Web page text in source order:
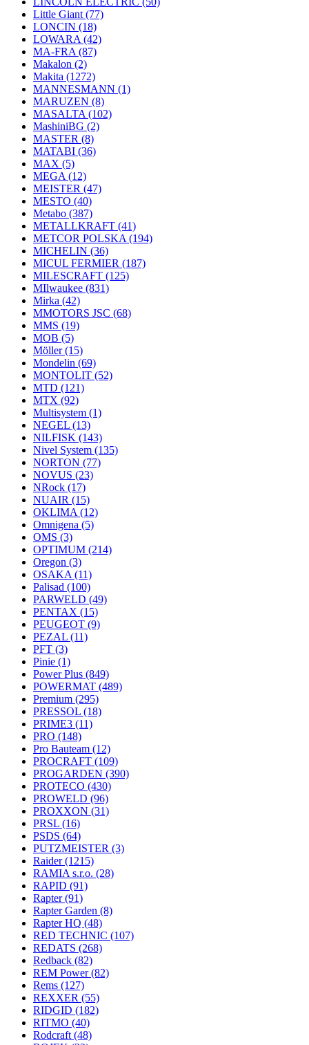
Little Giant (77)
LONCIN (18)
LOWARA (42)
MA-FRA (87)
Makalon (2)
Makita (1272)
MANNESMANN (1)
MARUZEN (8)
MASALTA (102)
MashiniBG (2)
MASTER (8)
MATABI (36)
MAX (5)
MEGA (12)
MEISTER (47)
MESTO (40)
Metabo (387)
METALLKRAFT (41)
METCOR POLSKA (194)
MICHELIN (36)
MICUL FERMIER (187)
MILESCRAFT (125)
MIlwaukee (831)
Mirka (42)
MMOTORS JSC (68)
MMS (19)
MOB (5)
Möller(15)
Mondelin (69)
MONTOLIT (52)
MTD (121)
MTX (92)
Multisystem (1)
NEGEL (13)
NILFISK (143)
Nivel System (135)
NORTON (77)
NOVUS (23)
NRock (17)
NUAIR (15)
OKLIMA (12)
Omnigena (5)
OMS (3)
OPTIMUM (214)
Oregon (3)
OSAKA (11)
Palisad (100)
PARWELD (49)
PENTAX (15)
PEUGEOT (9)
PEZAL (11)
PFT (3)
Pinie (1)
Power Plus (849)
POWERMAT (489)
Premium (295)
PRESSOL (18)
PRIME3 (11)
PRO (148)
Pro Bauteam (12)
PROCRAFT (109)
PROGARDEN (390)
PROTECO (430)
PROWELD (96)
PROXXON (31)
PRSL (16)
PSDS (64)
PUTZMEISTER (3)
Raider(1215)
RAMIA s.r.o. (28)
RAPID (91)
Rapter(91)
Rapter Garden (8)
Rapter HQ (48)
RED TECHNIC (107)
REDATS (268)
Redback (82)
REM Power(82)
Rems (127)
REXXER (55)
RIDGID (182)
RITMO (40)
Rodcraft (48)